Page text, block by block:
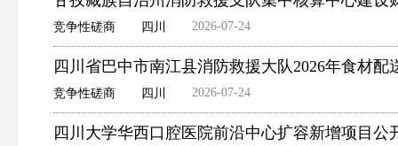
竞争性磋商 四川 2026-07-24
四川省巴中市南江县消防救援大队2026年食材
竞争性磋商 四川 2026-07-24
四川大学华西口腔医院前沿中心扩容新增项目公